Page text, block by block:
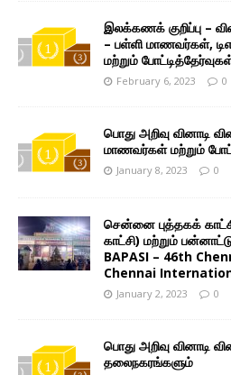
இலக்கணக் குறிப்பு –
– பள்ளி மாணவர்கள்,
மற்றும்
February 6, 2023 0
பொது அறிவு வினாடி
மாணவர்கள் மற்றும்
January 8, 2023 0
சென்னை புத்தகக்
காட்சி) மற்றும்
BAPASI – 46th
Chennai
January 2, 2023 0
பொது அறிவு வினாடி
தலைநகரங்களும்